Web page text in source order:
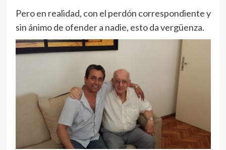
Pero en realidad, con el perdón correspondiente y
sin ánimo de ofender a nadie, esto da vergüenza.